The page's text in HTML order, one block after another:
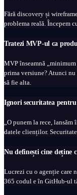
Fără discovery și
problema reală. Începem
Tratezi MVP-ul ca
MVP înseamnă
prima versiune? Atunci
să fie alta.
Ignori securitatea
„O punem la rece,
datele clienților.
Nu definești cine deține
Lucrezi cu o agenție care
365 codul e în GitHub-ul